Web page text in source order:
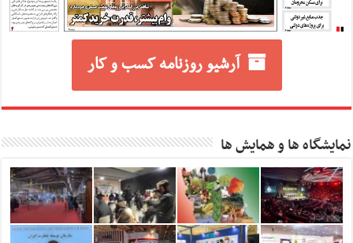
آرشیو روزنامه کسب و کار
نمایشگاه ها و همایش ها